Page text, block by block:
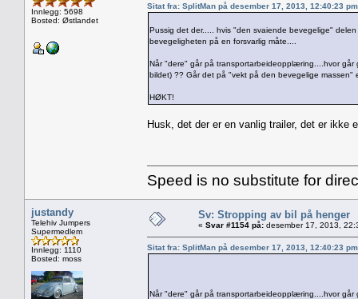
Innlegg: 5698
Bosted: Østlandet
Sitat fra: SplitMan på desember 17, 2013, 12:40:23 pm
Pussig det der..... hvis "den svaiende bevegelige"
bevegeligheten på en forsvarlig måte....
Når "dere" går på transportarbeideopplæring....hvor
bildet) ?? Går det på "vekt på den bevegelige
HØKT!
Husk, det der er en vanlig trailer, det er ikke
Speed is no substitute for
justandy
Telehiv Jumpers
Supermedlem
Innlegg: 1110
Bosted: moss
Sv: Stropping av bil på henger
« Svar #1154 på: desember 17, 2013,
Sitat fra: SplitMan på desember 17, 2013, 12:40:23 pm
Når "dere" går på transportarbeideopplæring....hvor